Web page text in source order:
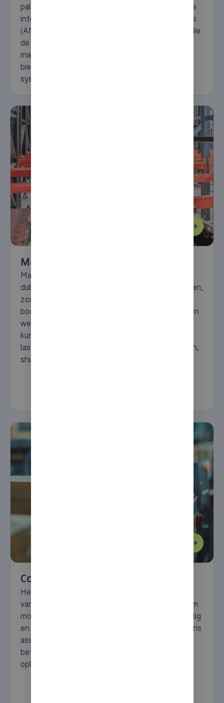
pallet shuttle-technologie te combineren met de
intelligentie van Geek+ autonome mobiele robots
(AMR’s), ontstaat een geavanceerde oplossing die
de doorvoer verhoogt, de opslagcapaciteit
maximaliseert en meer operationele flexibiliteit
biedt – alles binnen één naadloos geïntegreerd
systeem.
Magazijnkranen
Magazijnkranen zijn beschikbaar als enkel- of
dubbelmastkranen en in verschillende uitvoeringen,
zoals gangwisselende, rechtrijdende en
bochtrijdende kranen. Dankzij deze variatie bieden
we altijd een passende oplossing. De kranen
kunnen worden uitgerust met verschillende
lastopnamemiddelen, zoals telescopische vorken,
shuttles en retrievers.
Conveyor systemen
Het conveyor systeem is een cruciaal onderdeel
van elk magazijn. Voor een goede materiaalstroom
moeten goederen snel en efficiënt, maar ook veilig
en foutloos worden verplaatst en opgeslagen. Ons
assortiment transportbanen garandeert een
betrouwbare, functionele en kostenefficiënte
oplossing in elke situatie.